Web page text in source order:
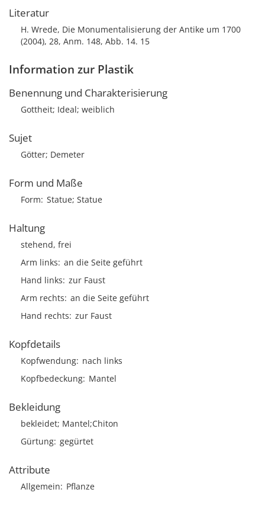
Literatur
H. Wrede, Die Monumentalisierung der Antike um 1700
(2004), 28, Anm. 148, Abb. 14. 15
Information zur Plastik
Benennung und Charakterisierung
Gottheit; Ideal; weiblich
Sujet
Götter; Demeter
Form und Maße
Form Statue; Statue
Haltung
stehend, frei
Arm links an die Seite geführt
Hand links zur Faust
Arm rechts an die Seite geführt
Hand rechts zur Faust
Kopfdetails
Kopfwendung nach links
Kopfbedeckung Mantel
Bekleidung
bekleidet; Mantel;Chiton
Gürtung gegürtet
Attribute
Allgemein Pflanze